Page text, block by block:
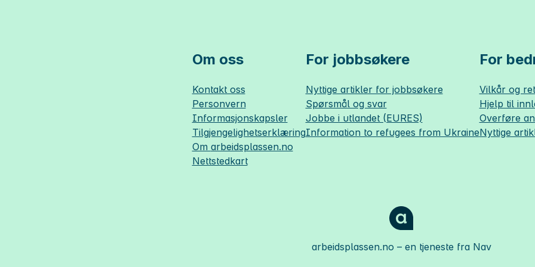
Om oss
Kontakt oss
Personvern
Informasjonskapsler
Tilgjengelighetserklæring
Om arbeidsplassen.no
Nettstedkart
For jobbsøkere
Nyttige artikler for jobbsøkere
Spørsmål og svar
Jobbe i utlandet (EURES)
Information to refugees from Ukraine
For
Vilkår og
Hjelp til
Overføre
Nyttige
arbeidsplassen.no – en tjeneste fra Nav